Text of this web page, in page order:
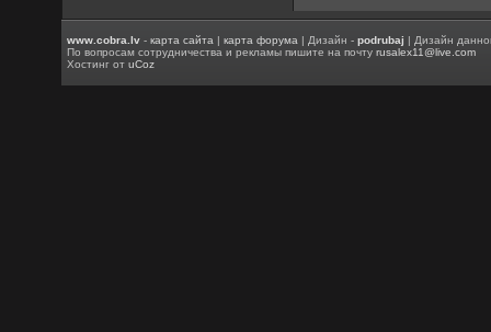
www.cobra.lv -карта сайта |карта форума | Дизайн -podrubaj | Дизайн
По вопросам сотрудничества и рекламы пишите на почтуrusalex11@live.com
Хостинг отuCoz